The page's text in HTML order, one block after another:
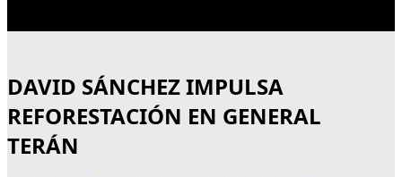
DAVID SÁNCHEZ IMPULSA
REFORESTACIÓN EN GENERAL
TERÁN